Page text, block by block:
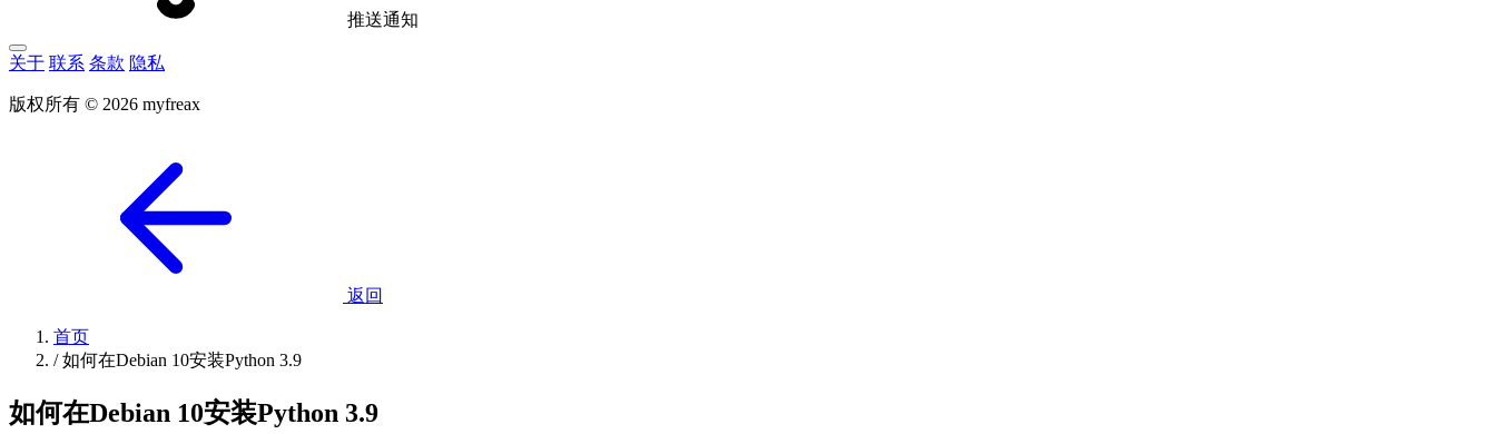
推送通知
关于 联系 条款 隐私
版权所有 © 2026 myfreax
返回
首页
/ 如何在Debian 10安装Python 3.9
如何在Debian 10安装Python 3.9